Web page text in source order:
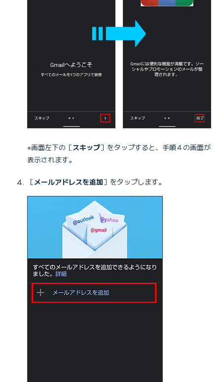
※画面左下の［ スキップ］をタップすると、手順４の画面が
表示されます。
［メールアドレスを追加］をタップします。